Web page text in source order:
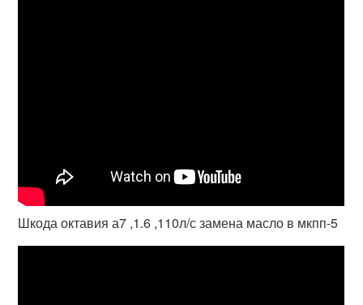
Шкода октавия а7 ,1.6 ,110л/с замена масло в мкпп-5